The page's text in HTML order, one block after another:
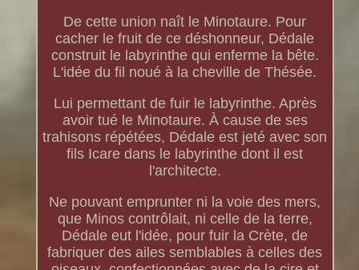
De cette union naît le Minotaure. Pour
cacher le fruit de ce déshonneur, Dédale
construit le labyrinthe qui enferme la bête.
L'idée du fil noué à la cheville de Thésée.
Lui permettant de fuir le labyrinthe. Après
avoir tué le Minotaure. À cause de ses
trahisons répétées, Dédale est jeté avec son
fils Icare dans le labyrinthe dont il est
l'architecte.
Ne pouvant emprunter ni la voie des mers,
que Minos contrôlait, ni celle de la terre,
Dédale eut l'idée, pour fuir la Crète, de
fabriquer des ailes semblables à celles des